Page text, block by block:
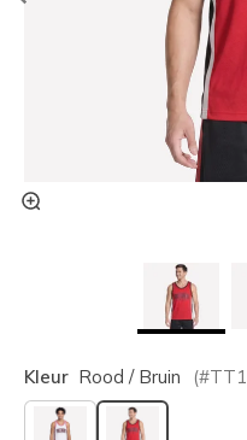
Kleur Rood / Bruin (#